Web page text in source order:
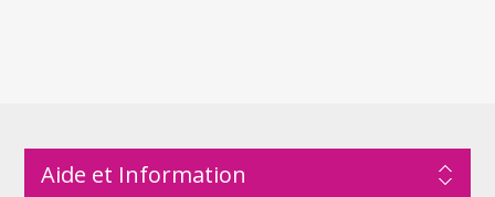
Aide et Information